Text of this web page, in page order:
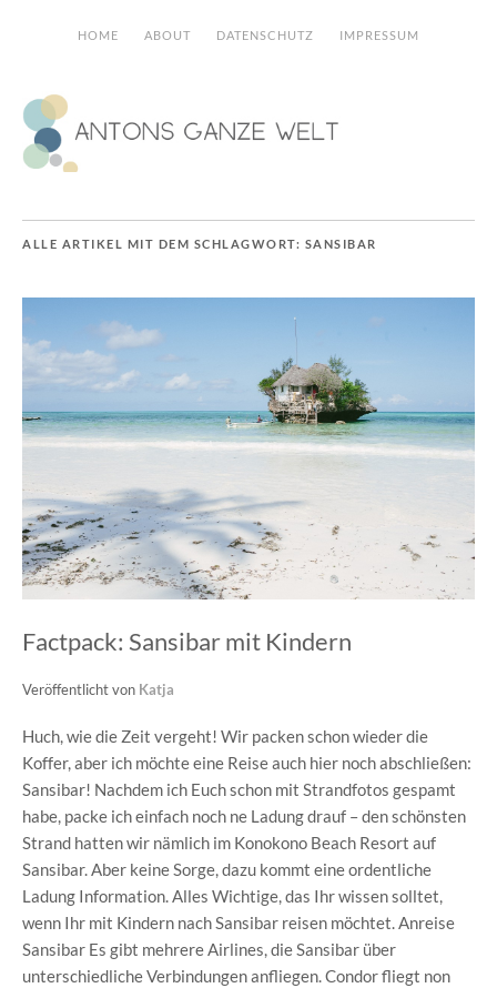
HOME ABOUT DATENSCHUTZ IMPRESSUM
ALLE ARTIKEL MIT DEM SCHLAGWORT: SANSIBAR
Factpack: Sansibar mit Kindern
Veröffentlicht von Katja
Huch, wie die Zeit vergeht! Wir packen schon wieder die
Koffer, aber ich möchte eine Reise auch hier noch abschließen:
Sansibar! Nachdem ich Euch schon mit Strandfotos gespamt
habe, packe ich einfach noch ne Ladung drauf – den schönsten
Strand hatten wir nämlich im Konokono Beach Resort auf
Sansibar. Aber keine Sorge, dazu kommt eine ordentliche
Ladung Information. Alles Wichtige, das Ihr wissen solltet,
wenn Ihr mit Kindern nach Sansibar reisen möchtet. Anreise
Sansibar Es gibt mehrere Airlines, die Sansibar über
unterschiedliche Verbindungen anfliegen. Condor fliegt non